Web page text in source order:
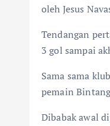
oleh Jesus
Tendangan
3 gol sampai
Sama sama
pemain
Dibabak awal